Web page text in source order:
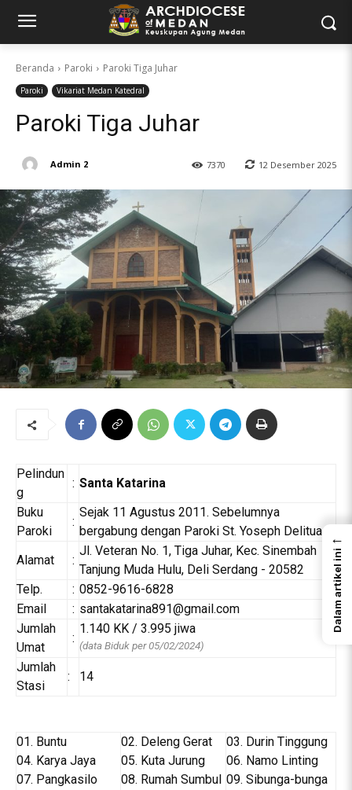
Beranda Paroki Paroki Tiga Juhar
Paroki Vikariat Medan Katedral
Paroki Tiga Juhar
12 Desember 2025
7370
Admin 2
Pelindun
g
: Santa Katarina
Buku
Paroki
:
Sejak 11 Agustus 2011. Sebelumnya
bergabung dengan Paroki St. Yoseph Delitua
Alamat
:
Jl. Veteran No. 1, Tiga Juhar, Kec. Sinembah
Tanjung Muda Hulu, Deli Serdang - 20582
Telp.
: 0852-9616-6828
Email
: santakatarina891@gmail.com
Jumlah
Umat
:
1.140 KK / 3.995 jiwa
(data Biduk per 05/02/2024)
Jumlah
Stasi
: 14
01. Buntu
04. Karya Jaya
07. Pangkasilo
02. Deleng Gerat
05. Kuta Jurung
08. Rumah Sumbul
03. Durin Tinggung
06. Namo Linting
09. Sibunga-bunga
←
Dalam artikel ini